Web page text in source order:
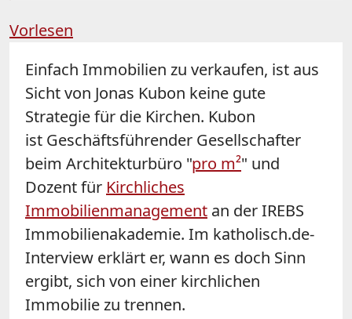
Vorlesen
Einfach Immobilien zu verkaufen, ist aus
Sicht von Jonas Kubon keine gute
Strategie für die Kirchen. Kubon
ist Geschäftsführender Gesellschafter
beim Architekturbüro "pro m²" und
Dozent für Kirchliches
Immobilienmanagement an der IREBS
Immobilienakademie. Im katholisch.de-
Interview erklärt er, wann es doch Sinn
ergibt, sich von einer kirchlichen
Immobilie zu trennen.